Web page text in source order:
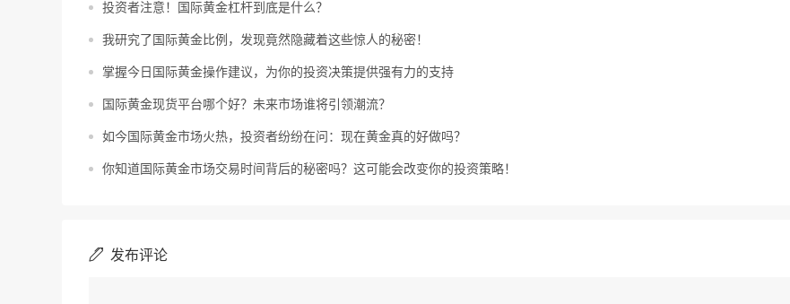
投资者注意！国际黄金杠杆到底是什么？
我研究了国际黄金比例，发现竟然隐藏着这些惊人的秘密！
掌握今日国际黄金操作建议，为你的投资决策提供强有力的支持
国际黄金现货平台哪个好？未来市场谁将引领潮流？
如今国际黄金市场火热，投资者纷纷在问：现在黄金真的好做吗？
你知道国际黄金市场交易时间背后的秘密吗？这可能会改变你的投资策略！
发布评论